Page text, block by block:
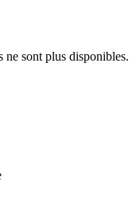
ne sont plus disponibles.